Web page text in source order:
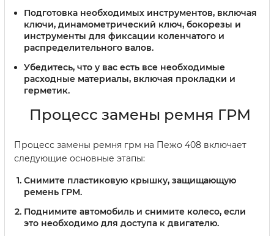
Подготовка необходимых инструментов, включая
ключи, динамометрический ключ, бокорезы и
инструменты для фиксации коленчатого и
распределительного валов.
Убедитесь, что у вас есть все необходимые
расходные материалы, включая прокладки и
герметик.
Процесс замены ремня ГРМ
Процесс замены ремня грм на Пежо 408 включает
следующие основные этапы:
Снимите пластиковую крышку, защищающую
ремень ГРМ.
Поднимите автомобиль и снимите колесо, если
это необходимо для доступа к двигателю.